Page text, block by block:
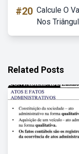
#20 Calcule O
Nos
Related Posts